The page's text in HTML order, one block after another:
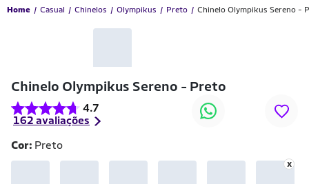
Home Casual Chinelos Olympikus Preto Chinelo Olympikus Sereno -
Chinelo Olympikus Sereno - Preto
4.7
162 avaliações
-23% OFF
Cor: Preto